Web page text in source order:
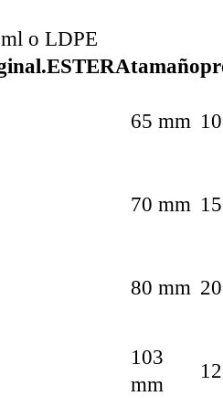
o LDPE
ESTERAtamaño
65 mm
70 mm
80 mm
103
mm